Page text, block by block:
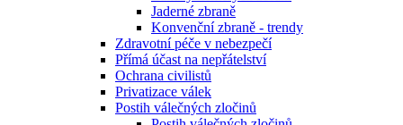
Jaderné zbraně
Konvenční zbraně - trendy
Zdravotní péče v nebezpečí
Přímá účast na nepřátelství
Ochrana civilistů
Privatizace válek
Postih válečných zločinů